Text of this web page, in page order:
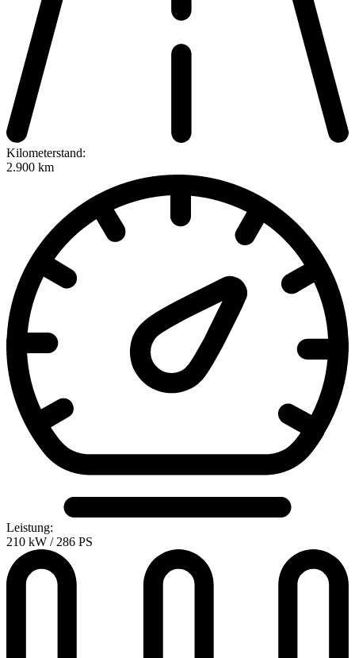
Kilometerstand:
2.900 km
Leistung:
210 kW / 286 PS